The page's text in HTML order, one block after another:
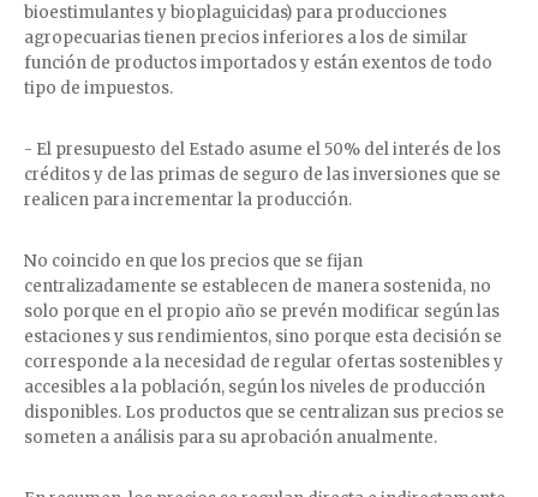
bioestimulantes y bioplaguicidas) para producciones
agropecuarias tienen precios inferiores a los de similar
función de productos importados y están exentos de todo
tipo de impuestos.
- El presupuesto del Estado asume el 50% del interés de los
créditos y de las primas de seguro de las inversiones que se
realicen para incrementar la producción.
No coincido en que los precios que se fijan
centralizadamente se establecen de manera sostenida, no
solo porque en el propio año se prevén modificar según las
estaciones y sus rendimientos, sino porque esta decisión se
corresponde a la necesidad de regular ofertas sostenibles y
accesibles a la población, según los niveles de producción
disponibles. Los productos que se centralizan sus precios se
someten a análisis para su aprobación anualmente.